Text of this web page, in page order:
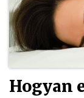
Hogyan